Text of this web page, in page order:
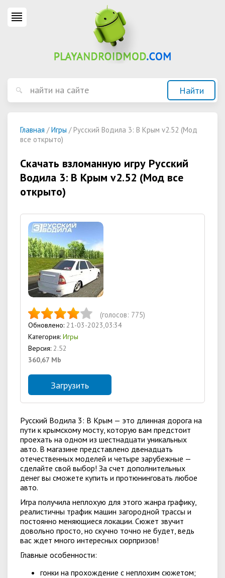
Главная /Игры / Русский Водила 3: В Крым v2.52 (Мод
все открыто)
Скачать взломанную игру Русский
Водила 3: В Крым v2.52 (Мод все
открыто)
(голосов: 775)
Обновлено: 21-03-2023,03:34
Категория: Игры
Версия: 2.52
360,67 Mb
Загрузить
Русский Водила 3: В Крым — это длинная дорога на
пути к крымскому мосту, которую вам предстоит
проехать на одном из шестнадцати уникальных
авто. В магазине представлено двенадцать
отечественных моделей и четыре зарубежные —
сделайте свой выбор! За счет дополнительных
денег вы сможете купить и протюнинговать любое
авто.
Игра получила неплохую для этого жанра графику,
реалистичны трафик машин загородной трассы и
постоянно меняющиеся локации. Сюжет звучит
довольно просто, но скучно точно не будет, ведь
вас ждет много интересных сюрпризов!
Главные особенности:
гонки на прохождение с неплохим сюжетом;